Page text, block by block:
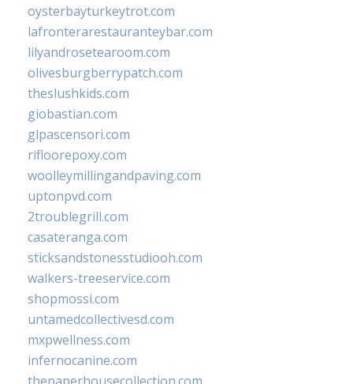
oysterbayturkeytrot.com
lafronterarestauranteybar.com
lilyandrosetearoom.com
olivesburgberrypatch.com
theslushkids.com
giobastian.com
glpascensori.com
rifloorepoxy.com
woolleymillingandpaving.com
uptonpvd.com
2troublegrill.com
casateranga.com
sticksandstonesstudiooh.com
walkers-treeservice.com
shopmossi.com
untamedcollectivesd.com
mxpwellness.com
infernocanine.com